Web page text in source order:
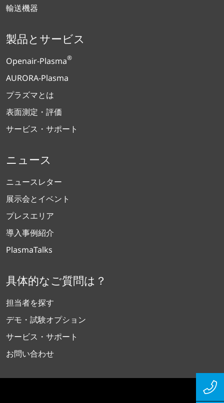
輸送機器
製品とサービス
Openair-Plasma®
AURORA-Plasma
プラズマとは
表面測定・評価
サービス・サポート
ニュース
ニュースレター
展示会とイベント
プレスエリア
導入事例紹介
PlasmaTalks
具体的なご質問は？
担当者を探す
デモ・試験オプション
サービス・サポート
お問い合わせ